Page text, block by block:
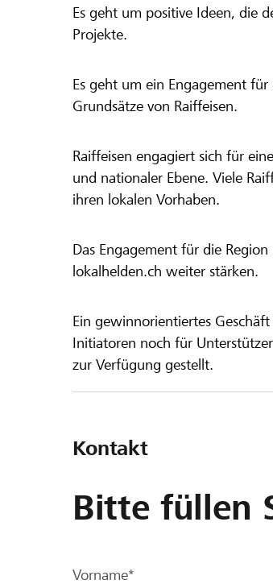
Es geht um positive Ideen, die
Projekte.
Es geht um ein Engagement
Grundsätze von Raiffeisen.
Raiffeisen engagiert sich für
und nationaler Ebene. Viele
ihren lokalen Vorhaben.
Das Engagement für die
lokalhelden.ch weiter stärken.
Ein gewinnorientiertes
Initiatoren noch für
zur Verfügung gestellt.
Kontakt
Bitte füllen
Vorname*